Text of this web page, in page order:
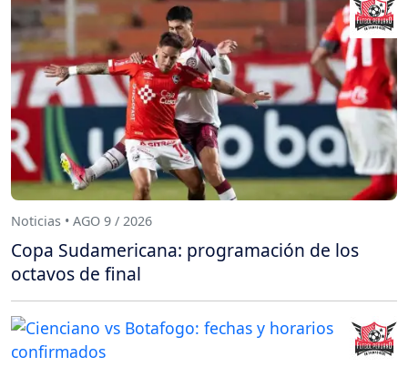
Noticias • AGO 9 / 2026
Copa Sudamericana: programación de los
octavos de final